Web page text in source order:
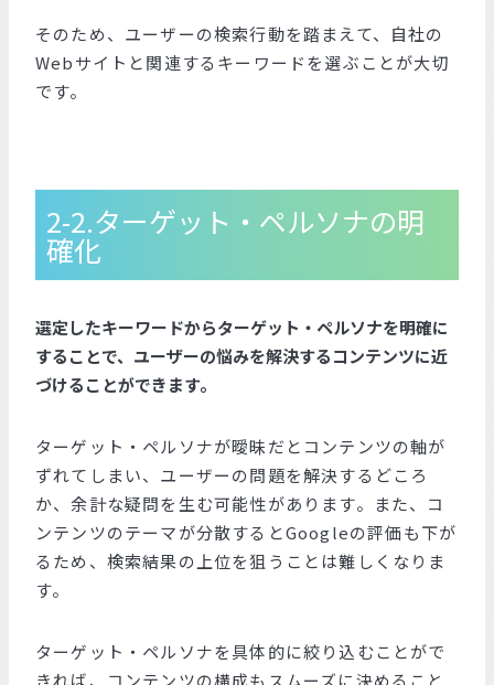
そのため、ユーザーの検索行動を踏まえて、自社の
Webサイトと関連するキーワードを選ぶことが大切
です。
2-2.ターゲット・ペルソナの明
確化
選定したキーワードからターゲット・ペルソナを明確に
することで、ユーザーの悩みを解決するコンテンツに近
づけることができます。
ターゲット・ペルソナが曖昧だとコンテンツの軸が
ずれてしまい、ユーザーの問題を解決するどころ
か、余計な疑問を生む可能性があります。また、コ
ンテンツのテーマが分散するとGoogleの評価も下が
るため、検索結果の上位を狙うことは難しくなりま
す。
ターゲット・ペルソナを具体的に絞り込むことがで
きれば、コンテンツの構成もスムーズに決めること